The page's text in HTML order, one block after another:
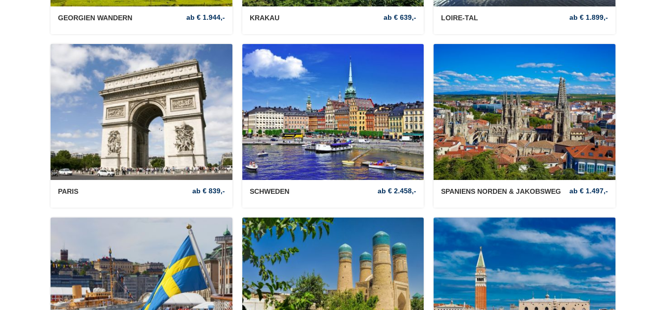
GEORGIEN WANDERN ab € 1.944,- KRAKAU ab € 639,- LOIRE-TAL ab € 1.899,-
PARIS ab € 839,- SCHWEDEN ab € 2.458,- SPANIENS NORDEN & JAKOBSWEG ab € 1.497,-